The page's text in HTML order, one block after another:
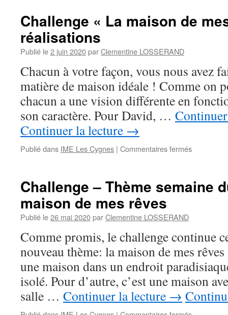
semaine
métiers
Challenge « La maison de
réalisations
Publié le2 juin 2020parClementine LOSSERAND
Chacun à votre façon, vous nous avez
matière de maison idéale ! Comme on
chacun a une vision différente en
son caractère. Pour David, …
Continuer la lecture →
Publié dans IME Les Cygnes | Commentaires ferméssur
de
réalisations
Challenge – Thème semaine
maison de mes rêves
Publié le26 mai 2020parClementine LOSSERAND
Comme promis, le challenge continue
nouveau thème: la maison de mes
une maison dans un endroit
isolé. Pour d’autre, c’est une maison
salle … Continuer la lecture →